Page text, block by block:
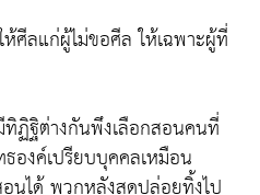
ศีลแก่ผู้ไม่ขอศีล ให้เฉพาะผู้ที่
ฏิฐิต่างกันพึงเลือกสอนคนที่
องค์เปรียบบุคคลเหมือน